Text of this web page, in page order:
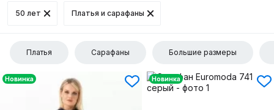
50 лет Платья и сарафаны
Платья Сарафаны Большие размеры
Новинка Новинка